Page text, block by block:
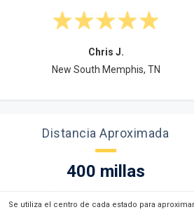
Chris J.
New South Memphis, TN
Distancia Aproximada
400 millas
Se utiliza el centro de cada estado para